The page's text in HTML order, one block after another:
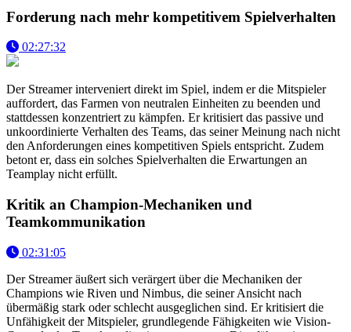
Forderung nach mehr kompetitivem Spielverhalten
02:27:32
Der Streamer interveniert direkt im Spiel, indem er die Mitspieler
auffordert, das Farmen von neutralen Einheiten zu beenden und
stattdessen konzentriert zu kämpfen. Er kritisiert das passive und
unkoordinierte Verhalten des Teams, das seiner Meinung nach nicht
den Anforderungen eines kompetitiven Spiels entspricht. Zudem
betont er, dass ein solches Spielverhalten die Erwartungen an
Teamplay nicht erfüllt.
Kritik an Champion-Mechaniken und
Teamkommunikation
02:31:05
Der Streamer äußert sich verärgert über die Mechaniken der
Champions wie Riven und Nimbus, die seiner Ansicht nach
übermäßig stark oder schlecht ausgeglichen sind. Er kritisiert die
Unfähigkeit der Mitspieler, grundlegende Fähigkeiten wie Vision-